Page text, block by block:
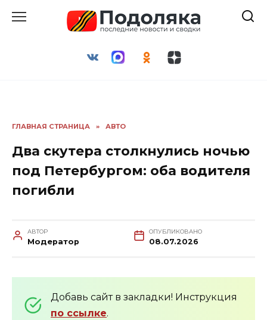
ГЛАВНАЯ СТРАНИЦА » АВТО
Два скутера столкнулись ночью
под Петербургом: оба водителя
погибли
АВТОР
Модератор
ОПУБЛИКОВАНО
08.07.2026
Добавь сайт в закладки! Инструкция
по ссылке.